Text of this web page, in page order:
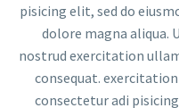
pisicing elit, sed do
dolore magna aliqua.
nostrud exercitation
consequat.
consectetur adi